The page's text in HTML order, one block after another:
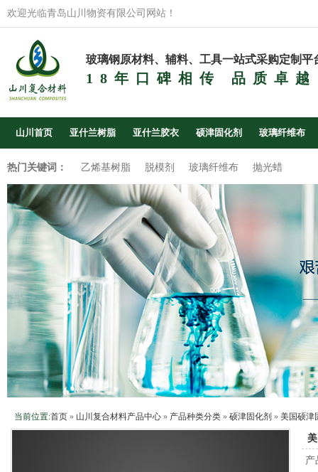
欢迎光临青岛山川物资有限公司网站！
玻璃钢原材料、辅料、工具一站式采购定制平
18年口碑相传 品质卓越
山川首页 亚什兰树脂 亚什兰胶衣 硕津固化剂 玻璃纤维布
热门关键词： 乙烯基树脂 脱模剂 玻璃纤维布 抛光蜡
当前位置:首页 » 山川复合材料产品中心 » 产品种类分类 » 硕津固化剂 » 美国硕津
产